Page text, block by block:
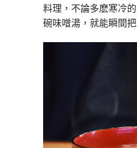
料理，不論多麽寒冷
碗味噌湯，就能瞬間